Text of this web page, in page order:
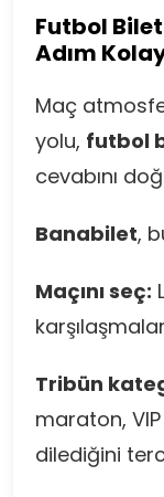
Futbol
Adım
Maç
yolu, futbol
cevabını
Banabilet,
Maçını seç:
Tribün
maraton,
dilediğini